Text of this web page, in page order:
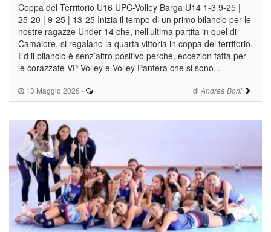
13 Maggio 2026 - di Andrea Boni
Coppa del Territorio U16 UPC-Volley Barga U14 1-3 9-25 |
25-20 | 9-25 | 13-25 Inizia il tempo di un primo bilancio per le
nostre ragazze Under 14 che, nell’ultima partita in quel di
Camaiore, si regalano la quarta vittoria in coppa del territorio.
Ed il bilancio è senz’altro positivo perché, eccezion fatta per
le corazzate VP Volley e Volley Pantera che si sono...